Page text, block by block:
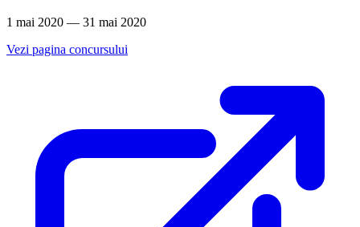
1 mai 2020 — 31 mai 2020
Vezi pagina concursului